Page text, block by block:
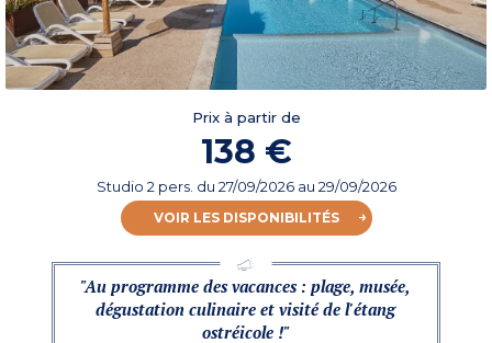
Prix à partir de
138 €
Studio 2 pers. du 27/09/2026au 29/09/2026
VOIR LES DISPONIBILITÉS
"Au programme des vacances : plage, musée,
dégustation culinaire et visité de l'étang
ostréicole !"